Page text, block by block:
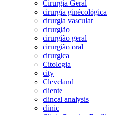
Cirurgia Geral
cirurgia ginécológica
cirurgia vascular
cirurgião
cirurgião geral
cirurgião oral
cirurgica
Citologia
city
Cleveland
cliente
clincal analysis
clinic